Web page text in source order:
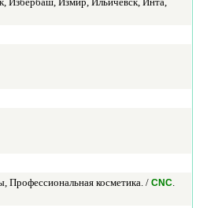
Профессиональная косметика. / CNC.